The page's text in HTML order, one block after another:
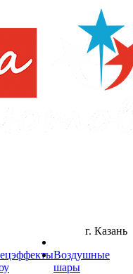
г. Казань
Воздушные
шары